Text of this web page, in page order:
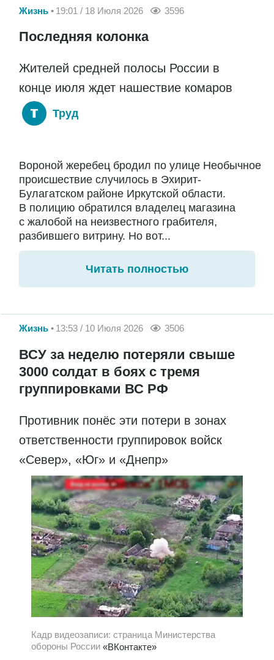
Жизнь 19:01 / 18 Июля 2026 3596
Последняя колонка
Жителей средней полосы России в
конце июля ждет нашествие комаров
Труд
Вороной жеребец бродил по улице Необычное
происшествие случилось в Эхирит-
Булагатском районе Иркутской области.
В полицию обратился владелец магазина
с жалобой на неизвестного грабителя,
разбившего витрину. Но вот...
Читать полностью
Жизнь 13:53 / 10 Июля 2026 3506
ВСУ за неделю потеряли свыше
3000 солдат в боях с тремя
группировками ВС РФ
Противник понёс эти потери в зонах
ответственности группировок войск
«Север», «Юг» и «Днепр»
Кадр видеозаписи: страница Министерства
обороны России «ВКонтакте»